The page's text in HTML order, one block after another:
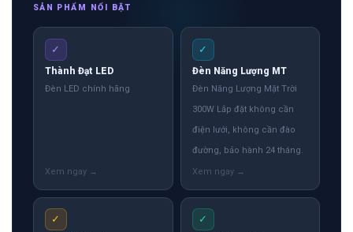
SẢN PHẨM NỔI BẬT
✓
Thành Đạt LED
Đèn LED chính hãng
✓
Đèn Năng Lượng MT
Đèn Năng Lượng Mặt Trời
300W Lắp đặt không cần
điện lưới, không cần đào
đường, bảo hành 24 tháng.
✓ ✓